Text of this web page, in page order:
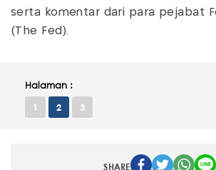
serta komentar dari para pejabat
(The Fed).
Halaman :
1 2 3
SHARE